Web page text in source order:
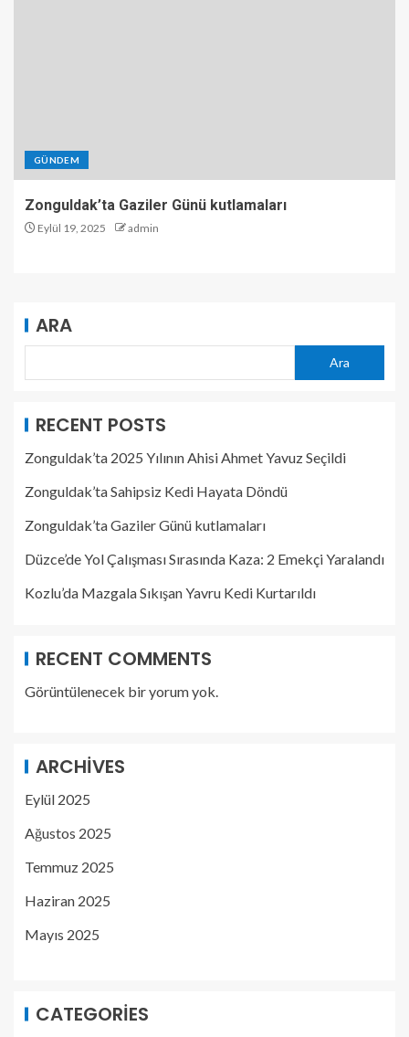
GÜNDEM
Zonguldak’ta Gaziler Günü kutlamaları
Eylül 19, 2025 admin
ARA
Ara
RECENT POSTS
Zonguldak’ta 2025 Yılının Ahisi Ahmet Yavuz Seçildi
Zonguldak’ta Sahipsiz Kedi Hayata Döndü
Zonguldak’ta Gaziler Günü kutlamaları
Düzce’de Yol Çalışması Sırasında Kaza: 2 Emekçi Yaralandı
Kozlu’da Mazgala Sıkışan Yavru Kedi Kurtarıldı
RECENT COMMENTS
Görüntülenecek bir yorum yok.
ARCHIVES
Eylül 2025
Ağustos 2025
Temmuz 2025
Haziran 2025
Mayıs 2025
CATEGORIES